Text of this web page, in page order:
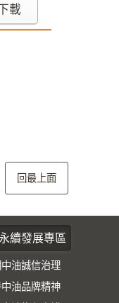
載
回最上面
續發展專區
油誠信治理
油品牌精神